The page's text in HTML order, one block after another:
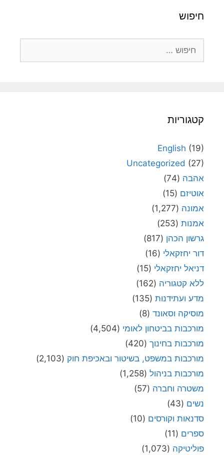
חיפוש
קטגוריות
English (19)
Uncategorized (27)
אהבה (74)
אוטיזם (15)
אמונה (1,277)
אמנות (253)
גרשון הכהן (817)
דור יחזקאלי (16)
דניאל יחזקאלי (15)
ללא קטגוריה (162)
מדע ועתידנות (135)
מוסיקה וסאונד (8)
מורכבות בביטחון לאומי (4,504)
מורכבות בחינוך (420)
מורכבות במשפט, בשיטור ובאכיפת חוק (2,103)
מורכבות בניהול (1,258)
משטרה וחברה (57)
נשים (43)
סדנאות וקורסים (10)
ספרים (11)
פוליטיקה (1,073)